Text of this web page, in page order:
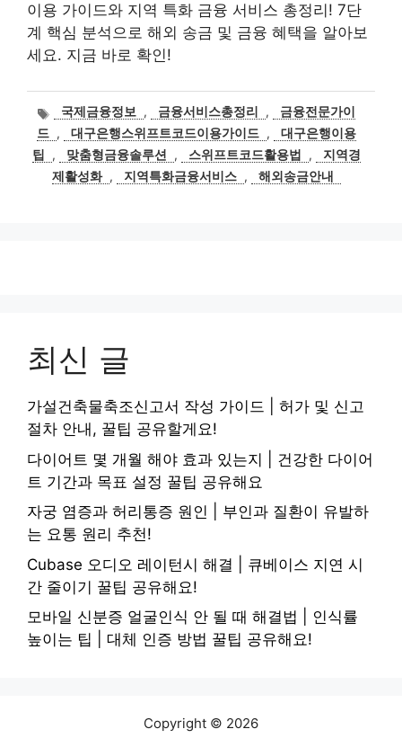
이용 가이드와 지역 특화 금융 서비스 총정리! 7단
계 핵심 분석으로 해외 송금 및 금융 혜택을 알아보
세요. 지금 바로 확인!
태국제금융정보 , 금융서비스총정리 ,
금융전문가이
드 , 대구은행스위프트코드이용가이드 ,
대구은행이용
팁
, 맞춤형금융솔루션 , 스위프트코드활용법 ,
지역경
제활성화 , 지역특화금융서비스 , 해외송금안내
최신 글
가설건축물축조신고서 작성 가이드 | 허가 및 신고
절차 안내, 꿀팁 공유할게요!
다이어트 몇 개월 해야 효과 있는지 | 건강한 다이어
트 기간과 목표 설정 꿀팁 공유해요
자궁 염증과 허리통증 원인 | 부인과 질환이 유발하
는 요통 원리 추천!
Cubase 오디오 레이턴시 해결 | 큐베이스 지연 시
간 줄이기 꿀팁 공유해요!
모바일 신분증 얼굴인식 안 될 때 해결법 | 인식률
높이는 팁 | 대체 인증 방법 꿀팁 공유해요!
Copyright © 2026